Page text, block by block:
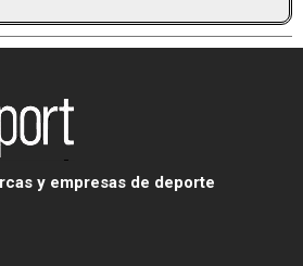
y empresas de deporte